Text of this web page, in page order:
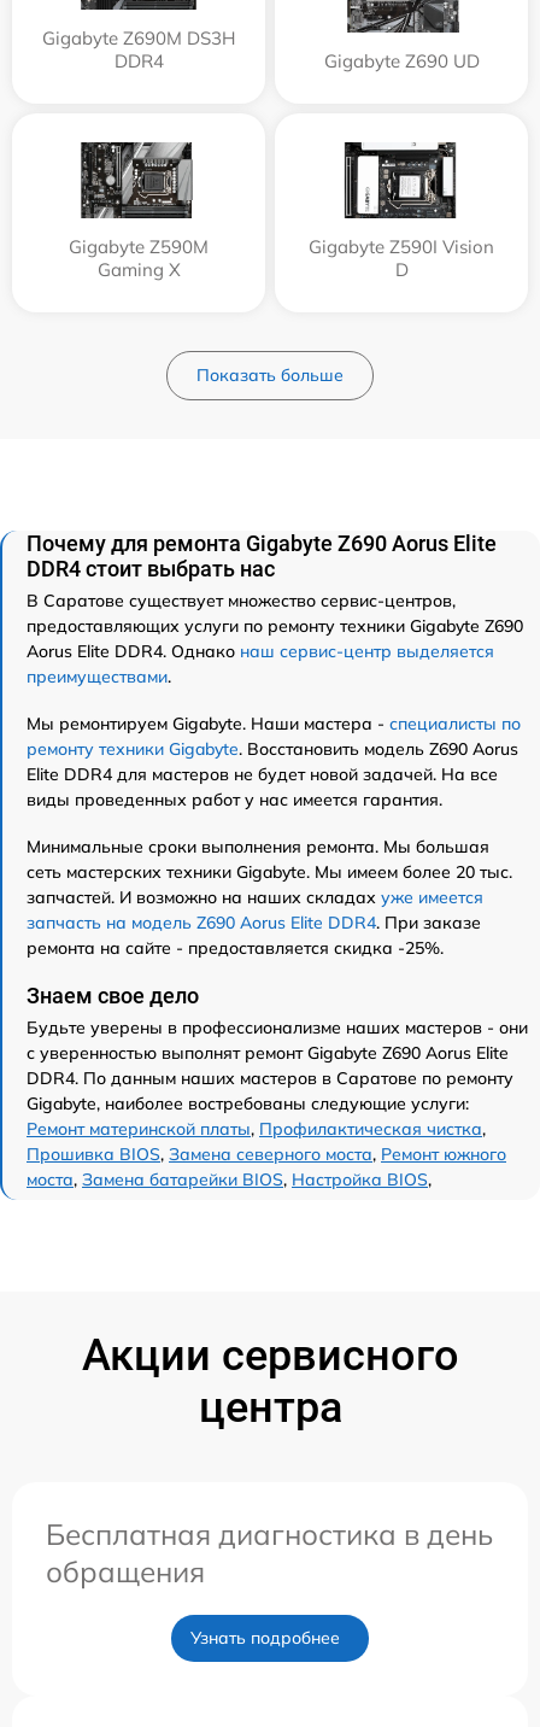
Gigabyte Z690M DS3H
DDR4
Gigabyte Z690 UD
Gigabyte Z590M
Gaming X
Gigabyte Z590I Vision
D
Показать больше
Почему для ремонта Gigabyte Z690 Aorus Elite
DDR4 стоит выбрать нас
В Саратове существует множество сервис-центров,
предоставляющих услуги по ремонту техники Gigabyte Z690
Aorus Elite DDR4. Однако наш сервис-центр выделяется
преимуществами.
Мы ремонтируем Gigabyte. Наши мастера - специалисты по
ремонту техники Gigabyte. Восстановить модель Z690 Aorus
Elite DDR4 для мастеров не будет новой задачей. На все
виды проведенных работ у нас имеется гарантия.
Минимальные сроки выполнения ремонта. Мы большая
сеть мастерских техники Gigabyte. Мы имеем более 20 тыс.
запчастей. И возможно на наших складах уже имеется
запчасть на модель Z690 Aorus Elite DDR4. При заказе
ремонта на сайте - предоставляется скидка -25%.
Знаем свое дело
Будьте уверены в профессионализме наших мастеров - они
с уверенностью выполнят ремонт Gigabyte Z690 Aorus Elite
DDR4. По данным наших мастеров в Саратове по ремонту
Gigabyte, наиболее востребованы следующие услуги:
Ремонт материнской платы, Профилактическая чистка,
Прошивка BIOS, Замена северного моста, Ремонт южного
моста, Замена батарейки BIOS, Настройка BIOS,
Акции сервисного
центра
Бесплатная диагностика в день
обращения
Узнать подробнее